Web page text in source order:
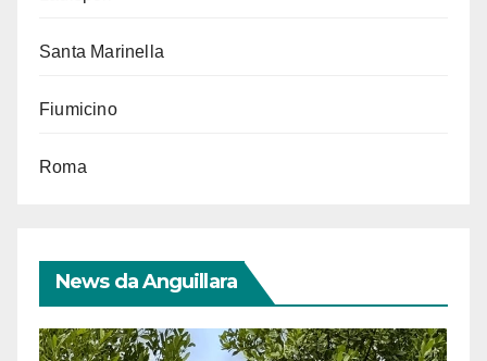
Santa Marinella
Fiumicino
Roma
News da Anguillara